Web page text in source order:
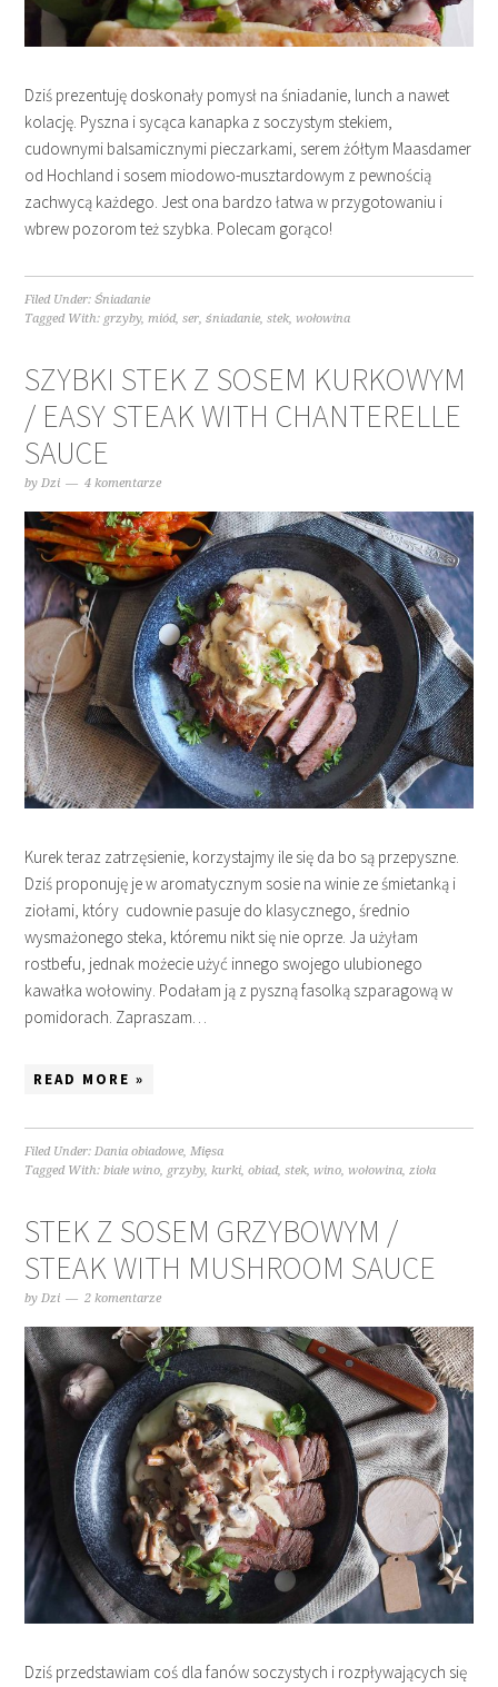
Dziś prezentuję doskonały pomysł na śniadanie, lunch a nawet
kolację. Pyszna i sycąca kanapka z soczystym stekiem,
cudownymi balsamicznymi pieczarkami, serem żółtym Maasdamer
od Hochland i sosem miodowo-musztardowym z pewnością
zachwycą każdego. Jest ona bardzo łatwa w przygotowaniu i
wbrew pozorom też szybka. Polecam gorąco!
Filed Under:Śniadanie
Tagged With: grzyby,miód,ser,śniadanie,stek,wołowina
SZYBKI STEK Z SOSEM KURKOWYM
/ EASY STEAK WITH CHANTERELLE
SAUCE
byDzi 4 komentarze
Kurek teraz zatrzęsienie, korzystajmy ile się da bo są przepyszne.
Dziś proponuję je w aromatycznym sosie na winie ze śmietanką i
ziołami, który cudownie pasuje do klasycznego, średnio
wysmażonego steka, któremu nikt się nie oprze. Ja użyłam
rostbefu, jednak możecie użyć innego swojego ulubionego
kawałka wołowiny. Podałam ją z pyszną fasolką szparagową w
pomidorach. Zapraszam…
READ MORE »
Filed Under:Dania obiadowe,Mięsa
Tagged With:białe wino, grzyby,kurki,obiad,stek,wino,wołowina,zioła
STEK Z SOSEM GRZYBOWYM /
STEAK WITH MUSHROOM SAUCE
byDzi 2 komentarze
Dziś przedstawiam coś dla fanów soczystych i rozpływających się